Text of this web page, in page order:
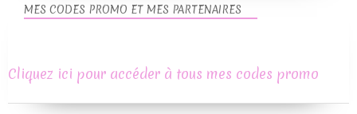
MES CODES PROMO ET MES PARTENAIRES
Cliquez ici pour accéder à tous mes codes promo